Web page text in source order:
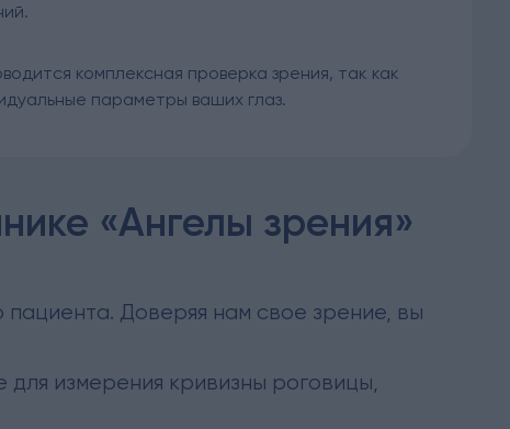
комплексная проверка зрения, так как
параметры ваших глаз.
«Ангелы зрения»
пациента. Доверяя нам свое зрение, вы
измерения кривизны роговицы,